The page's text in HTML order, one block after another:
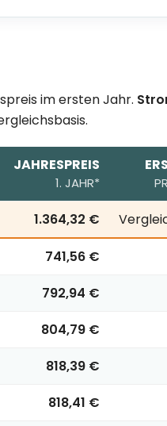
im ersten Jahr.
erste Zeile =
JAHRESPREIS
1. JAHR*
1.364,32 €
741,56 €
792,94 €
804,79 €
818,39 €
818,41 €